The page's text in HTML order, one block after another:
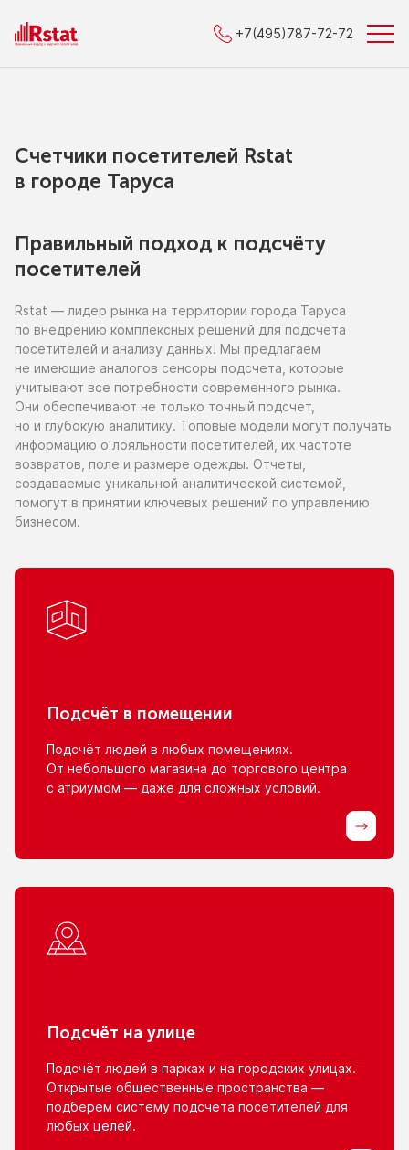
+7(495)787-72-72
Счетчики посетителей Rstat
в городe Таруса
Правильный подход к подсчёту
посетителей
Rstat — лидер рынка на территории города Таруса
по внедрению комплексных решений для подсчета
посетителей и анализу данных! Мы предлагаем
не имеющие аналогов сенсоры подсчета, которые
учитывают все потребности современного рынка.
Они обеспечивают не только точный подсчет,
но и глубокую аналитику. Топовые модели могут получать
информацию о лояльности посетителей, их частоте
возвратов, поле и размере одежды. Отчеты,
создаваемые уникальной аналитической системой,
помогут в принятии ключевых решений по управлению
бизнесом.
Подсчёт в помещении
Подсчёт людей в любых помещениях.
От небольшого магазина до торгового центра
с атриумом — даже для сложных условий.
Подсчёт на улице
Подсчёт людей в парках и на городских улицах.
Открытые общественные пространства —
подберем систему подсчета посетителей для
любых целей.